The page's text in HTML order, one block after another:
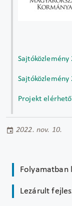
Sajtóközlemény
Sajtóközlemény
Projekt
2022. nov. 10.
Folyamatban
Lezárult